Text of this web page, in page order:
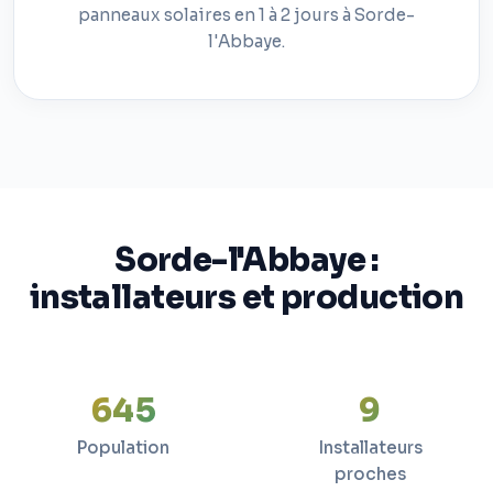
panneaux solaires en 1 à 2 jours à Sorde-
l'Abbaye.
Sorde-l'Abbaye :
installateurs et production
645
Population
9
Installateurs
proches